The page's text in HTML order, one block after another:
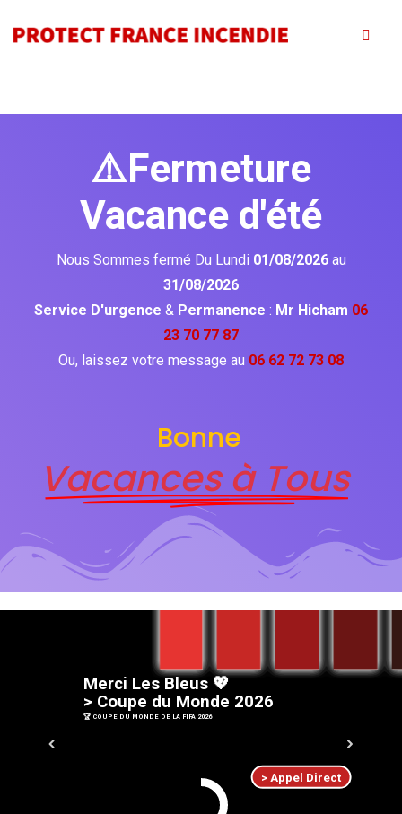
⚠️Fermeture
Vacance d'été
Nous Sommes fermé Du Lundi 01/08/2026 au
31/08/2026
Service D'urgence & Permanence : Mr Hicham 06
23 70 77 87
Ou, laissez votre message au 06 62 72 73 08
Bonne
Vacances à Tous
> Appel Direct
Merci Les B eus 💖
> Coupe du Monde 2026
🏆 COUPE DU MONDE DE LA FIFA 2026